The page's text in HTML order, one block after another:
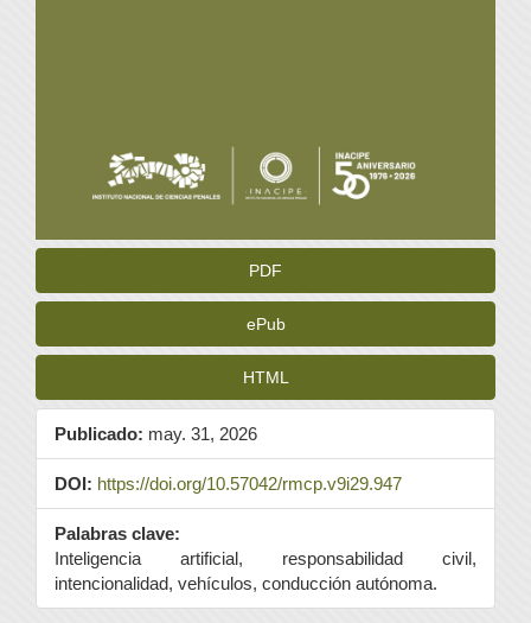
PDF
ePub
HTML
Publicado: may. 31, 2026
DOI: https://doi.org/10.57042/rmcp.v9i29.947
Palabras clave:
Inteligencia artificial, responsabilidad civil,
intencionalidad, vehículos, conducción autónoma.